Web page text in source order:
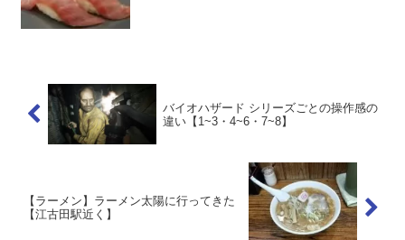
バイオハザード シリーズごとの操作感の
違い【1~3・4~6・7~8】
【ラーメン】ラーメン太陽に行ってきた
【江古田駅近く】